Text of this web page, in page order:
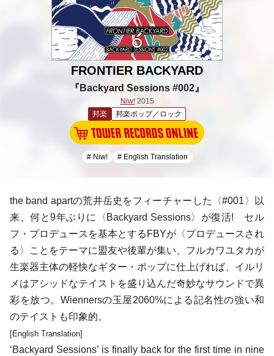
FRONTIER BACKYARD
『Backyard Sessions #002』
Niw!2015
邦楽
邦楽ポップ／ロック
# Niw! # English Translation
the band apartの荒井岳史 をフィーチャーした〈#001〉以
来、何と9年ぶりに〈Backyard Sessions〉が復活! セル
フ・プロデュースを基本とする FBYが〈プロデュースされ
る〉ことをテーマに盟友や後輩が集い、 フルカワユタカが
生楽器主体の軽快なギター・ポップに仕上げれば、 イルリ
メ はアシッドなテイストを盛り込んだ奇妙なサウンドで異
彩を放つ。 Wiennersの玉屋2060%による記名性の強い和
のテイストも印象的。
[English Translation]
‘Backyard Sessions’ is finally back for the first time in nine